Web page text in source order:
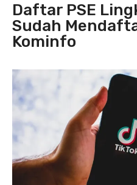
Daftar PSE
Sudah
Kominfo